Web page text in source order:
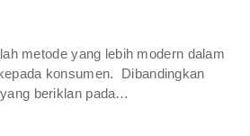
metode yang lebih modern dalam
konsumen. Dibandingkan
beriklan pada…